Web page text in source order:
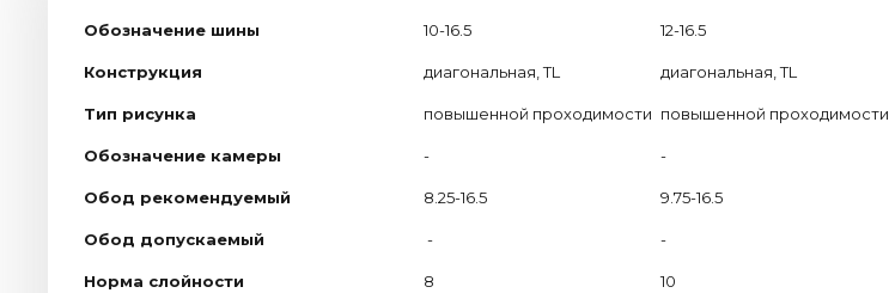
Обозначение шины 10-16.5 12-16.5
Конструкция диагональная,TL диагональная,TL
Тип рисунка повышенной проходимости повышенной проходимости
Обозначение камеры - -
Обод рекомендуемый 8.25-16.5 9 .75-16.5
Обод допускаемый - -
Норма слойности 8 10